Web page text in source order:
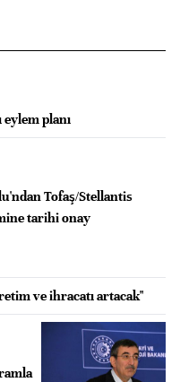
eylem planı
Tofaş/Stellantis
tarihi onay
ve ihracatı artacak"